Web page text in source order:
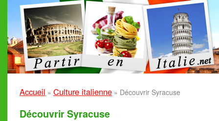
Accueil » Culture italienne » Découvrir Syracuse
Découvrir Syracuse